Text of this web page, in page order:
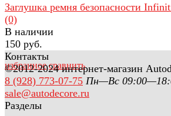
избранное сравнить
Заглушка ремня безопасности
(0)
В наличии
150 руб.
Контакты
©2012-2024 интернет-магазин
8 (928) 773-07-75 Пн—Вс
sale@autodecore.ru
Разделы